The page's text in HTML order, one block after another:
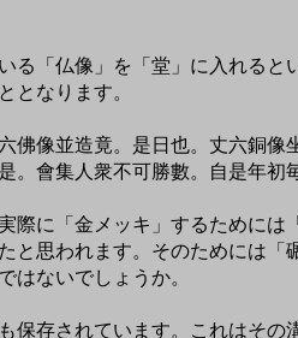
「仏像」を「堂」に入れる
となります。
佛像並造竟。是日也。丈六銅
會集人衆不可勝數。自是年初
に「金メッキ」するためには
と思われます。そのためには
はないでしょうか。
存されています。これはそ